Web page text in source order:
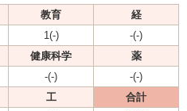
教育
経
1(-)
-(-)
健康科学
薬
-(-)
-(-)
工
合計